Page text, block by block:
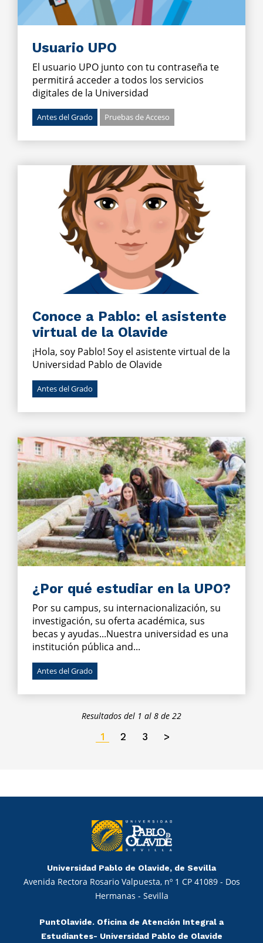
Usuario UPO
El usuario UPO junto con tu contraseña te
permitirá acceder a todos los servicios
digitales de la Universidad
Antes del Grado Pruebas de Acceso
Conoce a Pablo: el asistente
virtual de la Olavide
¡Hola, soy Pablo! Soy el asistente virtual de la
Universidad Pablo de Olavide
Antes del Grado
¿Por qué estudiar en la UPO?
Por su campus, su internacionalización, su
investigación, su oferta académica, sus
becas y ayudas...Nuestra universidad es una
institución pública and...
Antes del Grado
Resultados del 1 al 8 de 22
1 2 3 >
Universidad Pablo de Olavide, de Sevilla
Avenida Rectora Rosario Valpuesta, nº 1 CP 41089 - Dos
Hermanas - Sevilla
PuntOlavide. Oficina de Atención Integral a
Estudiantes- Universidad Pablo de Olavide